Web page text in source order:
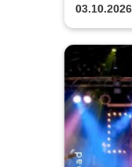
03.10.2026